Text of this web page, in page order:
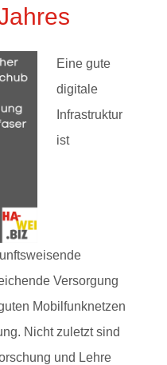
Eine gute
digitale
Infrastruktur
ist
Versorgung
Mobilfunknetzen
Nicht zuletzt sind
und Lehre